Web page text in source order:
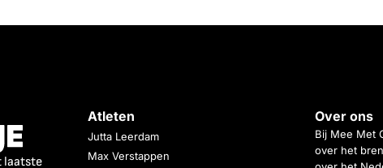
laatste
Atleten
Jutta Leerdam
Max Verstappen
Over ons
Bij Mee Met
over het